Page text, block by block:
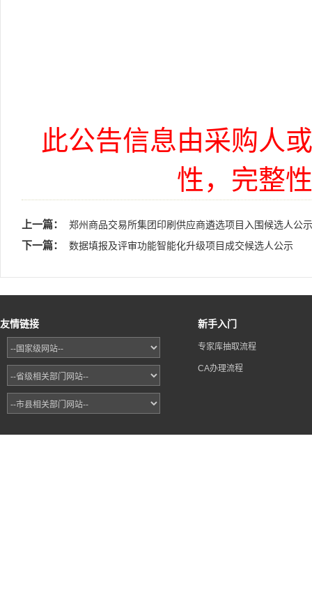
此公告信息由采购人
性，完整
上一篇： 郑州商品交易所集团印刷供应商遴选项目入围候选人公示
下一篇： 数据填报及评审功能智能化升级项目成交候选人公示
友情链接 新手入门
专家库抽取流程
CA办理流程